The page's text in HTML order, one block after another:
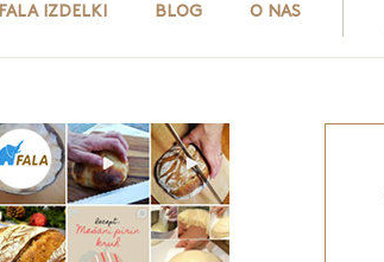
FALA IZDELKI BLOG O NAS